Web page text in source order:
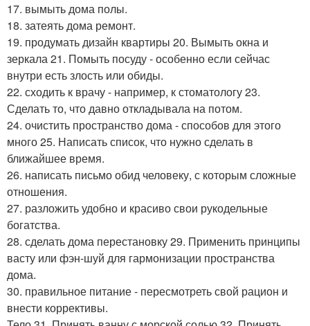
17. вымыть дома полы.
18. затеять дома ремонт.
19. продумать дизайн квартиры 20. Вымыть окна и
зеркала 21. Помыть посуду - особенно если сейчас
внутри есть злость или обиды.
22. сходить к врачу - например, к стоматологу 23.
Сделать то, что давно откладывала на потом.
24. очистить пространство дома - способов для этого
много 25. Написать список, что нужно сделать в
ближайшее время.
26. написать письмо обид человеку, с которым сложные
отношения.
27. разложить удобно и красиво свои рукодельные
богатства.
28. сделать дома перестановку 29. Применить принципы
васту или фэн-шуй для гармонизации пространства
дома.
30. правильное питание - пересмотреть свой рацион и
внести коррективы.